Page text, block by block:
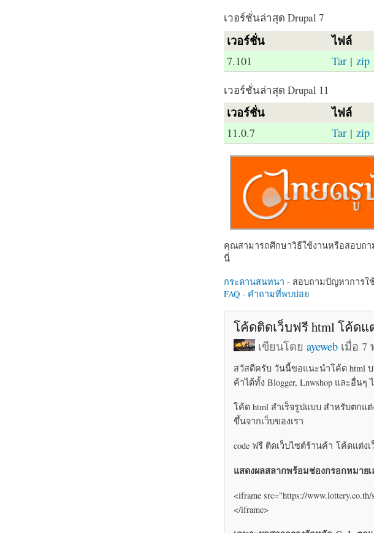
เวอร์ชั่นล่าสุด Drupal 7
เวอร์ชั่น ไฟล์
7.101 Tar| zip
เวอร์ชั่นล่าสุด Drupal 11
เวอร์ชั่น ไฟล์
11.0.7 Tar| zip
คุณสามารถศึกษาวิธีใช้งานหรือสอบถา
นี่
กระดานสนทนา - สอบถามปัญหาการใช้
FAQ - คำถามที่พบบ่อย
โค้ดติดเว็บฟรี html โค้ดแ
เขียนโดย ayewebเมื่อ 7
สวัสดีครับ วันนี้ขอแนะนำโค้ด html
ค้าได้ทั้ง Blogger, Lnwshop และอื่นๆ
โค้ด html สำเร็จรูปแบบ สำหรับตกแ
ขึ้นจากเว็บของเรา
code ฟรี ติดเว็บไซต์ร้านค้า โค้ดแต่งเ
แสดงผลสลากพร้อมช่องกรอกหมาย
<iframe src="https://
</iframe>